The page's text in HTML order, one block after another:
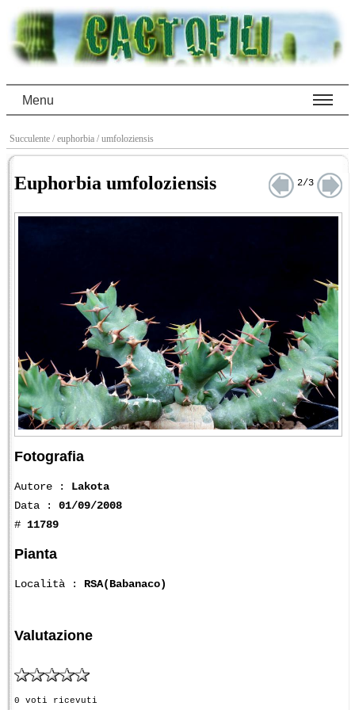
Menu
Succulente / euphorbia / umfoloziensis
Euphorbia umfoloziensis 2/3
Fotografia
Autore : Lakota
Data : 01/09/2008
# 11789
Pianta
Località : RSA(Babanaco)
Valutazione
0 voti ricevuti